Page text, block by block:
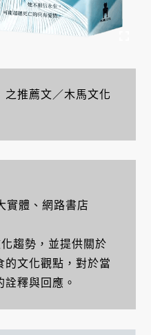
之推薦文／木馬文化
實體、網路書店
趨勢，並提供關於
的文化觀點，對於當
詮釋與回應。